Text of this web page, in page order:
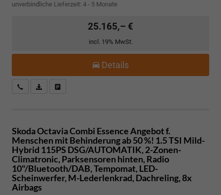
unverbindliche Lieferzeit: 4 - 5 Monate
25.165,– €
incl. 19% MwSt.
Details
Kostenloser Rückruf-Service
PDF-Datei, Fahrzeugexposé drucken
Skoda Octavia Combi Essence Angebot f.
Menschen mit Behinderung ab 50 %! 1.5 TSI Mild-
Hybrid 115PS DSG/AUTOMATIK, 2-Zonen-
Climatronic, Parksensoren hinten, Radio
10"/Bluetooth/DAB, Tempomat, LED-
Scheinwerfer, M-Lederlenkrad, Dachreling, 8x
Airbags